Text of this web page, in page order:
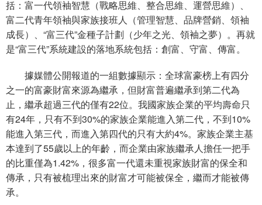
括：富一代領袖智慧（戰略思維、整合思維、運營思維）、
富二代青年領袖與家族接班人（管理智慧、品牌營銷、領袖
成長）、“富三代”金種子計劃（少年之光、領袖之夢）。再就
是“富三代”系統建設的落地系統包括：創富、守富、傳富。
據媒體公開報道的一組數據顯示：全球富豪榜上有四分
之一的富豪財富來源為繼承，但財富普遍繼承到第二代為
止，繼承超過三代的僅有22位。我國家族企業的平均壽命只
有24年，只有不到30%的家族企業能進入第二代，不到10%
能進入第三代，而進入第四代的只有大約4%。家族企業主基
本達到了55歲以上的年齡，而企業由家族繼承人擔任一把手
的比重僅為1.42%，很多富一代還未重視家族財富的保全和
傳承，只有被梳理出來的財富才可能被保全，繼而才能被傳
承。